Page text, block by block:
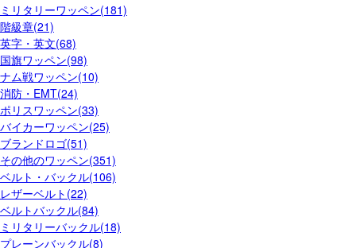
ミリタリーワッペン(181)
階級章(21)
英字・英文(68)
国旗ワッペン(98)
ナム戦ワッペン(10)
消防・EMT(24)
ポリスワッペン(33)
バイカーワッペン(25)
ブランドロゴ(51)
その他のワッペン(351)
ベルト・バックル(106)
レザーベルト(22)
ベルトバックル(84)
ミリタリーバックル(18)
プレーンバックル(8)